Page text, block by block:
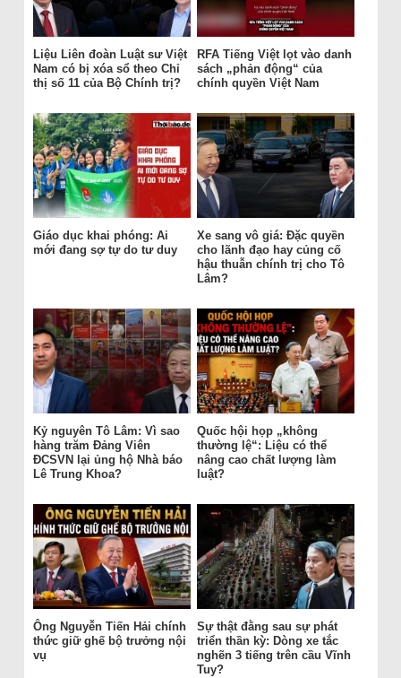
Liệu Liên đoàn Luật sư Việt
Nam có bị xóa sổ theo Chỉ
thị số 11 của Bộ Chính trị?
RFA Tiếng Việt lọt vào danh
sách „phản động“ của
chính quyền Việt Nam
Giáo dục khai phóng: Ai
mới đang sợ tự do tư duy
Xe sang vô giá: Đặc quyền
cho lãnh đạo hay củng cố
hậu thuẫn chính trị cho Tô
Lâm?
Kỷ nguyên Tô Lâm: Vì sao
hàng trăm Đảng Viên
ĐCSVN lại ủng hộ Nhà báo
Lê Trung Khoa?
Quốc hội họp „không
thường lệ“: Liệu có thể
nâng cao chất lượng làm
luật?
Ông Nguyễn Tiến Hải chính
thức giữ ghế bộ trưởng nội
vụ
Sự thật đằng sau sự phát
triển thần kỳ: Dòng xe tắc
nghẽn 3 tiếng trên cầu Vĩnh
Tuy?